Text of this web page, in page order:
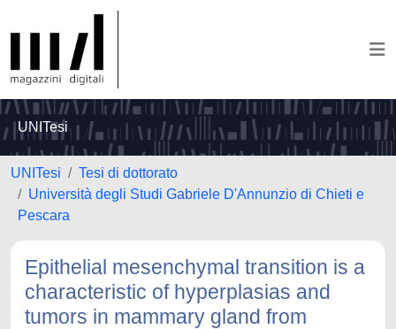
UNITesi
UNITesi
Tesi di dottorato
Università degli Studi Gabriele D'Annunzio di Chieti e
Pescara
Epithelial mesenchymal transition is a
characteristic of hyperplasias and
tumors in mammary gland from